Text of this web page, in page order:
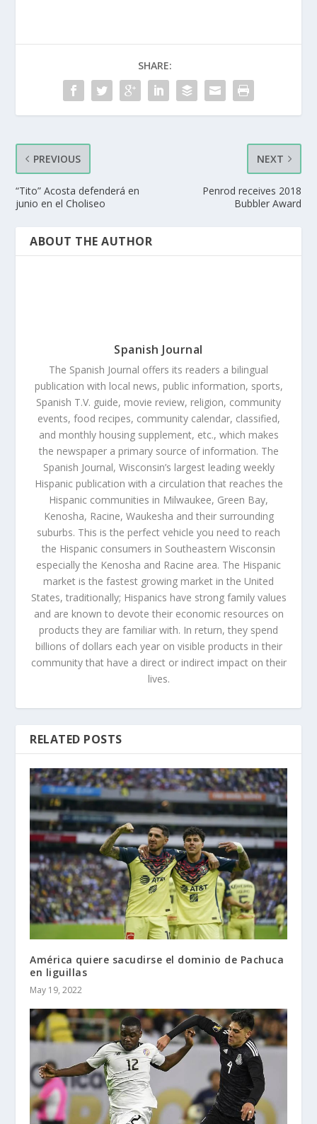
SHARE:
PREVIOUS
“Tito” Acosta defenderá en
junio en el Choliseo
NEXT
Penrod receives 2018
Bubbler Award
ABOUT THE AUTHOR
Spanish Journal
The Spanish Journal offers its readers a bilingual
publication with local news, public information, sports,
Spanish T.V. guide, movie review, religion, community
events, food recipes, community calendar, classified,
and monthly housing supplement, etc., which makes
the newspaper a primary source of information. The
Spanish Journal, Wisconsin’s largest leading weekly
Hispanic publication with a circulation that reaches the
Hispanic communities in Milwaukee, Green Bay,
Kenosha, Racine, Waukesha and their surrounding
suburbs. This is the perfect vehicle you need to reach
the Hispanic consumers in Southeastern Wisconsin
especially the Kenosha and Racine area. The Hispanic
market is the fastest growing market in the United
States, traditionally; Hispanics have strong family values
and are known to devote their economic resources on
products they are familiar with. In return, they spend
billions of dollars each year on visible products in their
community that have a direct or indirect impact on their
lives.
RELATED POSTS
América quiere sacudirse el dominio de Pachuca
en liguillas
May 19, 2022